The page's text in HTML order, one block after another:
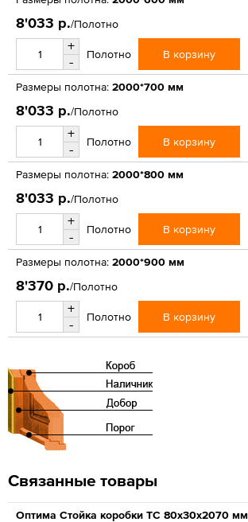
8'033 р./Полотно
+
-
Полотно В корзину
Размеры полотна: 2000*700 мм
8'033 р./Полотно
+
-
Полотно В корзину
Размеры полотна: 2000*800 мм
8'033 р./Полотно
+
-
Полотно В корзину
Размеры полотна: 2000*900 мм
8'370 р./Полотно
+
-
Полотно В корзину
Связанные товары
Оптима Стойка коробки ТС 80х30х2070 мм